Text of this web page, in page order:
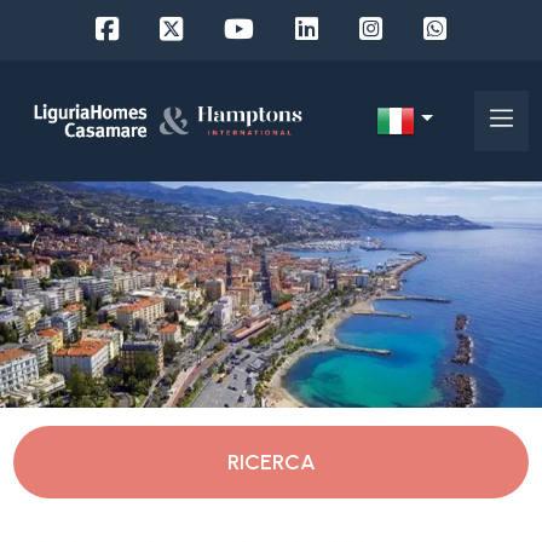
RICERCA
EN
FR
DE
RU
Chi
siamo
I
Scegli
dove
cercare
Imperia
Vallecrosia